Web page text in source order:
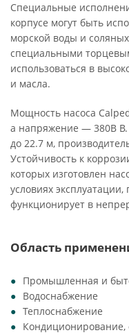
Специальные
корпусе могут быть
морской воды и
специальными
использоваться в
и масла.
Мощность насоса
а напряжение — 380В В.
до 22.7 м,
Устойчивость к
которых изготовлен
условиях
функционирует в
Область
Промышленная и
Водоснабжение
Теплоснабжение
Кондиционирование,